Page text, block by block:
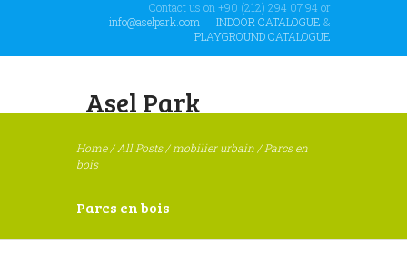
Contact us on +90 (212) 294 07 94 or
info@aselpark.com
INDOOR CATALOGUE &
PLAYGROUND CATALOGUE
Asel Park
Home/All Posts/mobilier urbain/Parcs en
bois
Parcs en bois